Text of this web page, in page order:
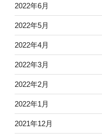
2022年6月
2022年5月
2022年4月
2022年3月
2022年2月
2022年1月
2021年12月